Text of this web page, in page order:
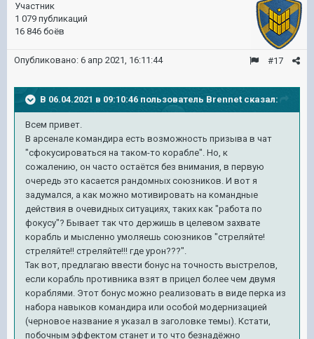
Участник
1 079 публикаций
16 846 боёв
#17
Опубликовано: 6 апр 2021, 16:11:44
В 06.04.2021 в 09:10:46 пользователь Brennet сказал:
Всем привет.
В арсенале командира есть возможность призыва в чат
"сфокусироваться на таком-то корабле". Но, к
сожалению, он часто остаётся без внимания, в первую
очередь это касается рандомных союзников. И вот я
задумался, а как можно мотивировать на командные
действия в очевидных ситуациях, таких как "работа по
фокусу"? Бывает так что держишь в целевом захвате
корабль и мысленно умоляешь союзников "стреляйте!
стреляйте!! стреляйте!!! где урон???".
Так вот, предлагаю ввести бонус на точность выстрелов,
если корабль противника взят в прицел более чем двумя
кораблями. Этот бонус можно реализовать в виде перка из
набора навыков командира или особой модернизацией
(черновое название я указал в заголовке темы). Кстати,
побочным эффектом станет и то что безнадёжно